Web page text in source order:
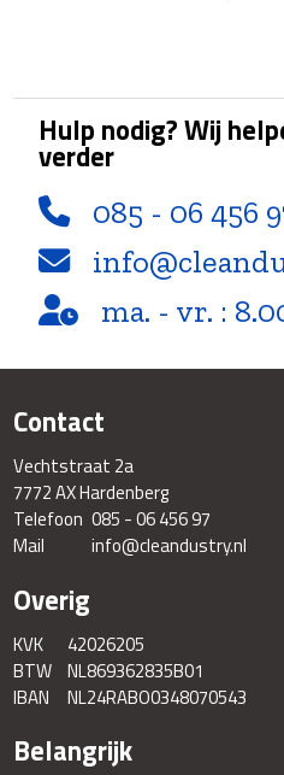
Hulp nodig? Wij
verder
085 - 06 456
ma. - vr. :
Contact
Vechtstraat 2a
7772 AX Hardenberg
Telefoon 085 - 06 456 97
Mail
info@cleandustry.nl
Overig
KVK
42026205
BTW NL869362835B01
IBAN
NL24RABO0348070543
Belangrijk